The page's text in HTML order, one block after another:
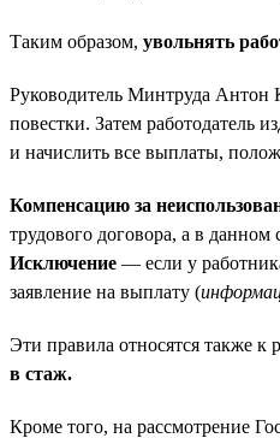
Таким образом, увольнять
Руководитель Минтруда Антон
повестки. Затем работодатель
и начислить все выплаты,
Компенсацию за
трудового договора, а в данном
Исключение — если у
заявление на выплату (
Эти правила относятся также к
в стаж.
Кроме того, на рассмотрение